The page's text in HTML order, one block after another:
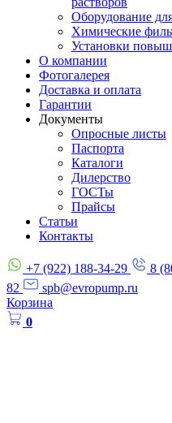
Оборудование
Химические
Установки
О компании
Фотогалерея
Доставка и оплата
Гарантии
Документы
Опросные листы
Паспорта
Каталоги
Дилерство
ГОСТы
Прайсы
Статьи
Контакты
+7 (922) 188-34-29 8
82
spb@evropump.ru
Корзина
0